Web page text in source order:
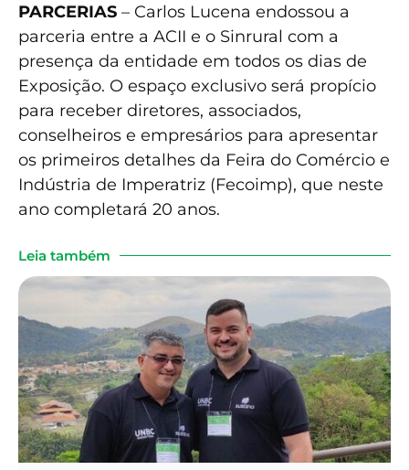
PARCERIAS – Carlos Lucena endossou a
parceria entre a ACII e o Sinrural com a
presença da entidade em todos os dias de
Exposição. O espaço exclusivo será propício
para receber diretores, associados,
conselheiros e empresários para apresentar
os primeiros detalhes da Feira do Comércio e
Indústria de Imperatriz (Fecoimp), que neste
ano completará 20 anos.
Leia também